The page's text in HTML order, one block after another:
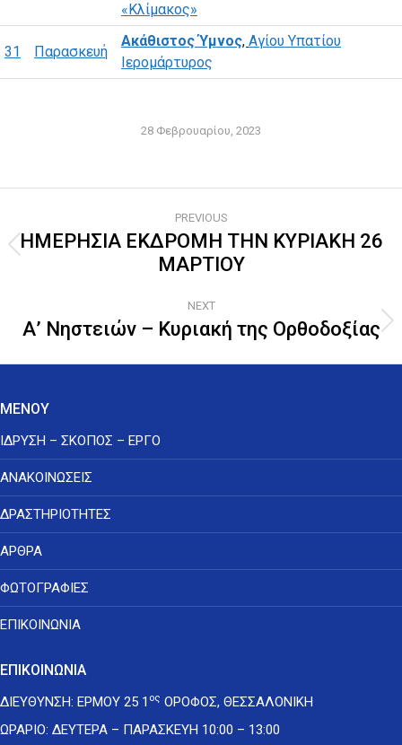
«Κλίμακος»
31 Παρασκευή
Ακάθιστος Ύμνος, Αγίου Υπατίου
Ιερομάρτυρος
28 Φεβρουαρίου, 2023
navigation
PREVIOUS
Previous
post:
ΗΜΕΡΗΣΙΑ ΕΚΔΡΟΜΗ ΤΗΝ ΚΥΡΙΑΚΗ 26
ΜΑΡΤΙΟΥ
NEXT
Next
Α’ Νηστειών – Κυριακή της Ορθοδοξίας
ΜΕΝΟΥ
ΙΔΡΥΣΗ – ΣΚΟΠΟΣ – ΕΡΓΟ
ΑΝΑΚΟΙΝΩΣΕΙΣ
ΔΡΑΣΤΗΡΙΟΤΗΤΕΣ
ΑΡΘΡΑ
ΦΩΤΟΓΡΑΦΙΕΣ
ΕΠΙΚΟΙΝΩΝΙΑ
ΕΠΙΚΟΙΝΩΝΙΑ
ΔΙΕΥΘΥΝΣΗ: ΕΡΜΟΥ 25 1 ος ΟΡΟΦΟΣ, ΘΕΣΣΑΛΟΝΙΚΗ
ΩΡΑΡΙΟ: ΔΕΥΤΕΡΑ – ΠΑΡΑΣΚΕΥΗ 10:00 – 13:00